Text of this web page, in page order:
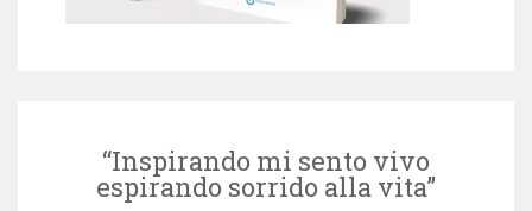
“Inspirando mi sento vivo
espirando sorrido alla vita”